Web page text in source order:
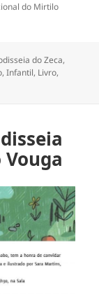
do Mirtilo
do Zeca,
,Infantil, Livro,
Vouga